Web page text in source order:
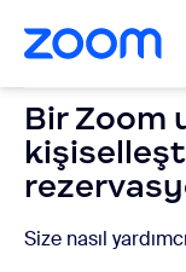
içeriğe atla
yardımına atla
Bir Zoom
Size nasıl